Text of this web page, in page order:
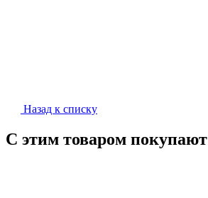
Назад к списку
С этим товаром покупают